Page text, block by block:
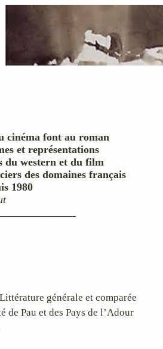
cinéma font au roman
et représentations
du western et du film
des domaines français
1980
générale et comparée
de Pau et des Pays de l’Adour